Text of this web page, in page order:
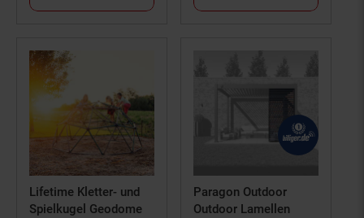
Lifetime Kletter- und
Spielkugel Geodome
Paragon Outdoor
Outdoor Lamellen